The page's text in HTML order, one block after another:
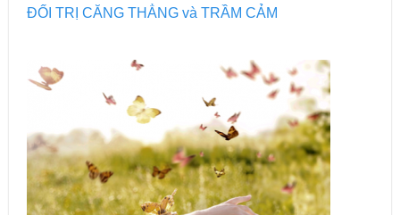
ĐỐI TRỊ CĂNG THẲNG và TRẦM CẢM